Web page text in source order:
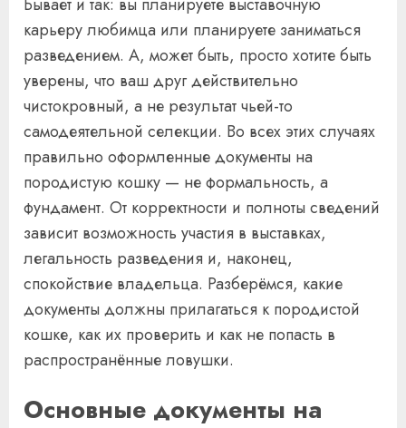
Бывает и так: вы планируете выставочную
карьеру любимца или планируете заниматься
разведением. А, может быть, просто хотите быть
уверены, что ваш друг действительно
чистокровный, а не результат чьей-то
самодеятельной селекции. Во всех этих случаях
правильно оформленные документы на
породистую кошку — не формальность, а
фундамент. От корректности и полноты сведений
зависит возможность участия в выставках,
легальность разведения и, наконец,
спокойствие владельца. Разберёмся, какие
документы должны прилагаться к породистой
кошке, как их проверить и как не попасть в
распространённые ловушки.
Основные документы на